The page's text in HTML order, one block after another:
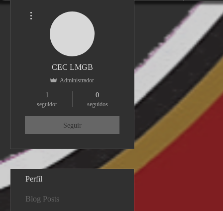
CEC LMGB
Administrador
1
seguidor
0
seguidos
Seguir
Perfil
Blog Posts